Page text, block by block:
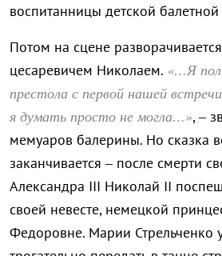
воспитанницы детской балетной
Потом на сцене
цесаревичем Николаем. «…Я
престола с первой нашей
я думать просто не могла…», –
мемуаров балерины. Но сказка
заканчивается – после смерти
Александра III Николай II
своей невесте, немецкой
Федоровне. Марии Стрельченко